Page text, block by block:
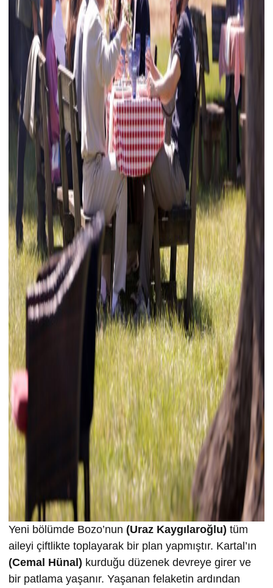
Yeni bölümde Bozo’nun (Uraz Kaygılaroğlu) tüm
aileyi çiftlikte toplayarak bir plan yapmıştır. Kartal’ın
(Cemal Hünal) kurduğu düzenek devreye girer ve
bir patlama yaşanır. Yaşanan felaketin ardından